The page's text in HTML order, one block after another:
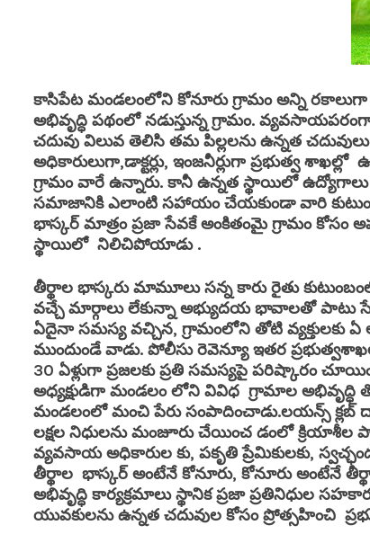
కాసిపేట మండలంలోని కోనూరు గ్రామం అన్ని
అభివృద్ధి పథంలో నడుస్తున్న గ్రామం.
చదువు విలువ తెలిసి తమ పిల్లలను ఉన్నత
అధికారులుగా,డాక్టర్లు, ఇంజనీర్లుగా ప్రభుత్వ
గ్రామం వారే ఉన్నారు. కానీ ఉన్నత స్థాయిలో
సమాజానికి ఎలాంటి సహాయం చేయకుండా వారి
భాస్కర్ మాత్రం ప్రజా సేవకే అంకితంమై గ్రామం కోసం
స్థాయిలో నిలిచిపోయాడు .
తీర్థాల భాస్కరు మామూలు సన్న కారు రైతు
వచ్చే మార్గాలు లేకున్నా అభ్యుదయ భావాలతో
ఏదైనా సమస్య వచ్చిన, గ్రామంలోని తోటి వ్యక్తులకు
ముందుండే వాడు. పోలీసు రెవెన్యూ ఇతర
30 ఏళ్లుగా ప్రజలకు ప్రతి సమస్యపై పరిష్కారం
అధ్యక్షుడిగా మండలం లోని వివిధ గ్రామాల అభివృద్ధి
మండలంలో మంచి పేరు సంపాదించాడు.లయన్స్ క్లబ్
లక్షల నిధులను మంజూరు చేయించ డంలో క్రియాశీల
వ్యవసాయ అధికారుల కు, పకృతి ప్రేమికులకు,
తీర్థాల భాస్కర్ అంటేనే కోనూరు, కోనూరు అంటేనే
అభివృద్ధి కార్యక్రమాలు స్థానిక ప్రజా ప్రతినిధుల
యువకులను ఉన్నత చదువుల కోసం ప్రోత్సహించి